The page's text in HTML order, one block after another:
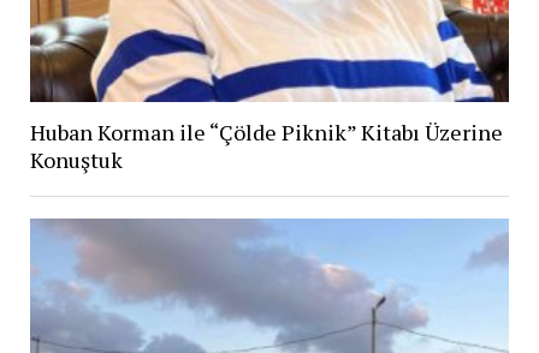
Huban Korman ile “Çölde Piknik” Kitabı Üzerine
Konuştuk